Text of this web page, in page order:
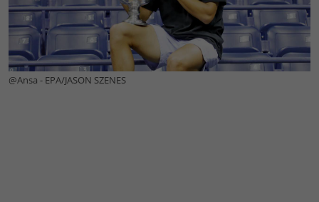
@Ansa - EPA/JASON SZENES